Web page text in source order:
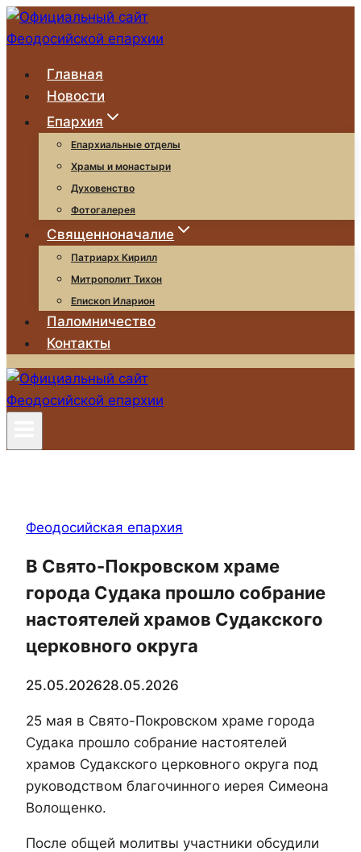
Перейти
к
Главная
Новости
Епархия
Епархиальные отделы
Храмы и монастыри
Духовенство
Фотогалерея
Священноначалие
Патриарх Кирилл
Митрополит Тихон
Епископ Иларион
Паломничество
Контакты
Феодосийская епархия
В Свято-Покровском храме
города Судака прошло собрание
настоятелей храмов Судакского
церковного округа
25.05.202628.05.2026
25 мая в Свято-Покровском храме города
Судака прошло собрание настоятелей
храмов Судакского церковного округа под
руководством благочинного иерея Симеона
Волощенко.
После общей молитвы участники обсудили